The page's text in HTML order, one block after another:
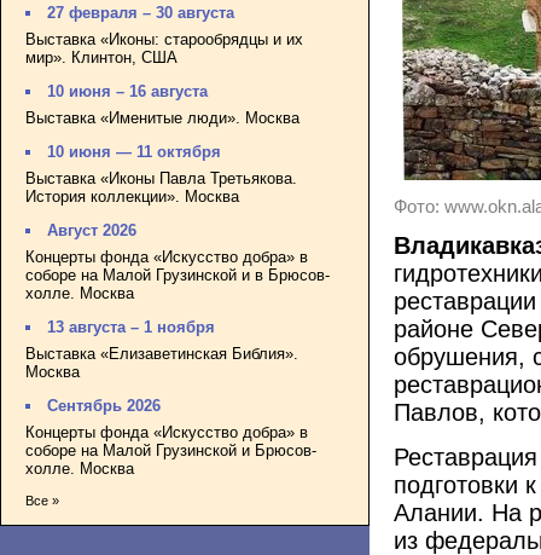
27 февраля – 30 августа
Выставка «Иконы: старообрядцы и их
мир». Клинтон, США
10 июня – 16 августа
Выставка «Именитые люди». Москва
10 июня — 11 октября
Выставка «Иконы Павла Третьякова.
История коллекции». Москва
Август 2026
Концерты фонда «Искусство добра» в
соборе на Малой Грузинской и в Брюсов-
холле. Москва
13 августа – 1 ноября
Выставка «Елизаветинская Библия».
Москва
Сентябрь 2026
Концерты фонда «Искусство добра» в
соборе на Малой Грузинской и Брюсов-
холле. Москва
Все »
Фото:
районе
обрушения,
Павлов,
подготовки
Алании. На
из